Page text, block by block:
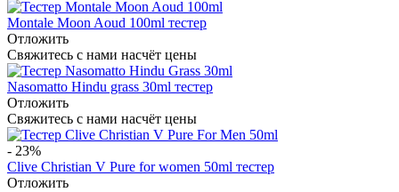
Montale Moon Aoud 100ml тестер
Отложить
Свяжитесь с нами насчёт цены
Nasomatto Hindu grass 30ml тестер
Отложить
Свяжитесь с нами насчёт цены
- 23%
Clive Christian V Pure for women 50ml тестер
Отложить